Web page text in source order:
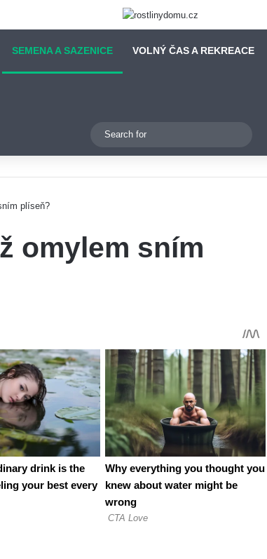
SEMENA A SAZENICE VOLNÝ ČAS A REKREACE
Switch skin
for
plíseň?
omylem sním